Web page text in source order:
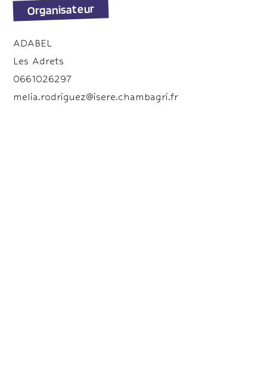
Organisateur
ADABEL
Les Adrets
0661026297
melia.rodriguez@isere.chambagri.fr